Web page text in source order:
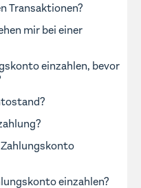
Transaktionen?
mir bei einer
einzahlen, bevor
Zahlungskonto
einzahlen?